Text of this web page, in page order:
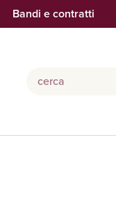
Bandi e contratti